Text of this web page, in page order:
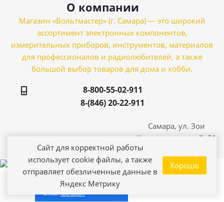
О компании
Магазин «Вольтмастер» (г. Самара) — это широкий
ассортимент электронных компонентов,
измерительных приборов, инструментов, материалов
для профессионалов и радиолюбителей, а также
большой выбор товаров для дома и хобби.
8-800-55-02-911
8-(846) 20-22-911
Самара, ул. Зои
Космодемьянской, 21
Сайт для корректной работы
использует cookie файлы, а также
отправляет обезличенные данные в
Яндекс Метрику
Хорошо